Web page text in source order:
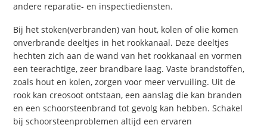
andere reparatie- en inspectiediensten.
Bij het stoken(verbranden) van hout, kolen of olie komen
onverbrande deeltjes in het rookkanaal. Deze deeltjes
hechten zich aan de wand van het rookkanaal en vormen
een teerachtige, zeer brandbare laag. Vaste brandstoffen,
zoals hout en kolen, zorgen voor meer vervuiling. Uit de
rook kan creosoot ontstaan, een aanslag die kan branden
en een schoorsteenbrand tot gevolg kan hebben. Schakel
bij schoorsteenproblemen altijd een ervaren